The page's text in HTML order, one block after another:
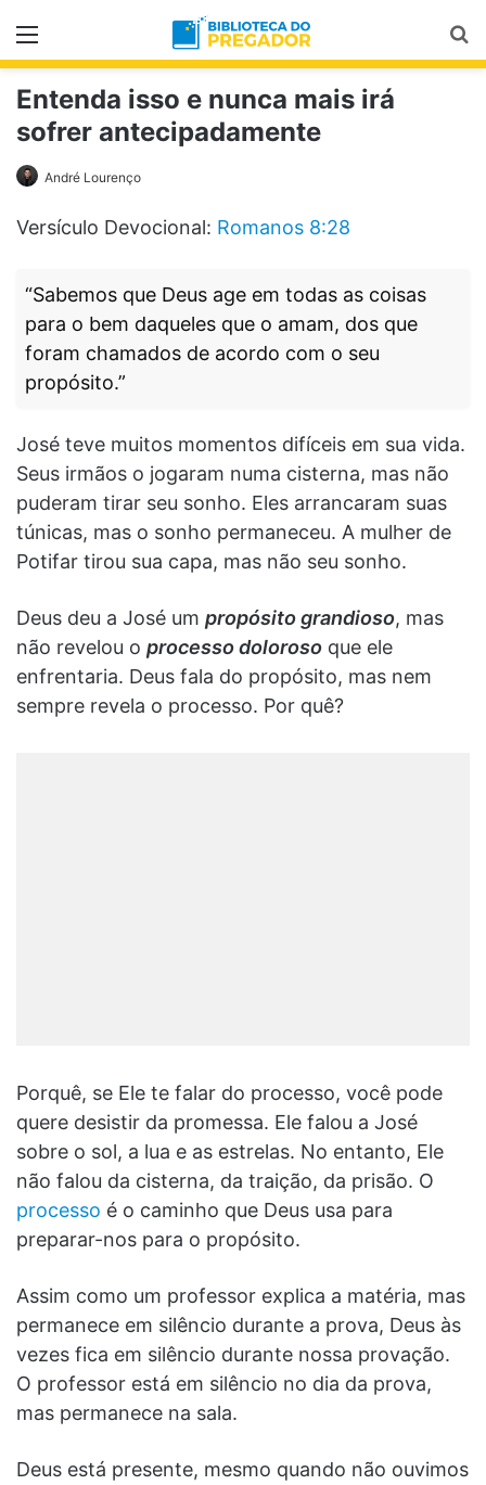
Menu
Entenda isso e nunca mais irá
sofrer antecipadamente
André Lourenço
Versículo Devocional: Romanos 8:28
“Sabemos que Deus age em todas as coisas
para o bem daqueles que o amam, dos que
foram chamados de acordo com o seu
propósito.”
José teve muitos momentos difíceis em sua vida.
Seus irmãos o jogaram numa cisterna, mas não
puderam tirar seu sonho. Eles arrancaram suas
túnicas, mas o sonho permaneceu. A mulher de
Potifar tirou sua capa, mas não seu sonho.
Deus deu a José um propósito grandioso, mas
não revelou o processo doloroso que ele
enfrentaria. Deus fala do propósito, mas nem
sempre revela o processo. Por quê?
Porquê, se Ele te falar do processo, você pode
quere desistir da promessa. Ele falou a José
sobre o sol, a lua e as estrelas. No entanto, Ele
não falou da cisterna, da traição, da prisão. O
processo é o caminho que Deus usa para
preparar-nos para o propósito.
Assim como um professor explica a matéria, mas
permanece em silêncio durante a prova, Deus às
vezes fica em silêncio durante nossa provação.
O professor está em silêncio no dia da prova,
mas permanece na sala.
Deus está presente, mesmo quando não ouvimos